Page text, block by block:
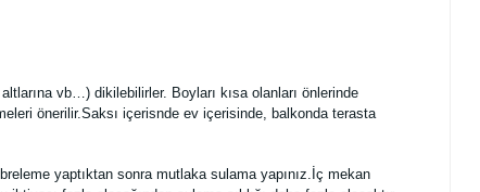
vb…) dikilebilirler. Boyları kısa olanları önlerinde
önerilir.Saksı içerisnde ev içerisinde, balkonda terasta
yaptıktan sonra mutlaka sulama yapınız.İç mekan